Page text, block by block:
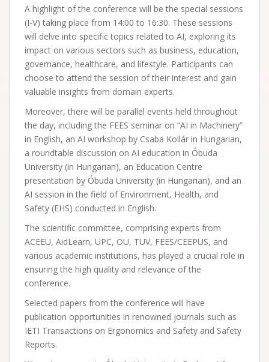
A highlight of the conference will be the special sessions
(I-V) taking place from 14:00 to 16:30. These sessions
will delve into specific topics related to AI, exploring its
impact on various sectors such as business, education,
governance, healthcare, and lifestyle. Participants can
choose to attend the session of their interest and gain
valuable insights from domain experts.
Moreover, there will be parallel events held throughout
the day, including the FEES seminar on “AI in Machinery”
in English, an AI workshop by Csaba Kollár in Hungarian,
a roundtable discussion on AI education in Óbuda
University (in Hungarian), an Education Centre
presentation by Óbuda University (in Hungarian), and an
AI session in the field of Environment, Health, and
Safety (EHS) conducted in English.
The scientific committee, comprising experts from
ACEEU, AidLearn, UPC, OU, TUV, FEES/CEEPUS, and
various academic institutions, has played a crucial role in
ensuring the high quality and relevance of the
conference.
Selected papers from the conference will have
publication opportunities in renowned journals such as
IETI Transactions on Ergonomics and Safety and Safety
Reports.